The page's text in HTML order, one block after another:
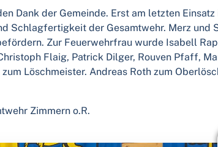
Dank der Gemeinde. Erst am letzten
Schlagfertigkeit der Gesamtwehr. Merz und
Zur Feuerwehrfrau wurde Isabell
Flaig, Patrick Dilger, Rouven Pfaff,
Löschmeister. Andreas Roth zum
Zimmern o.R.